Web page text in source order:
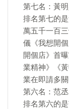
第七名：黃
排名第七的
萬五千一百
儀《我想開
開個店》首
業精神》《
業在即請多關
第六名：范
排名第六的